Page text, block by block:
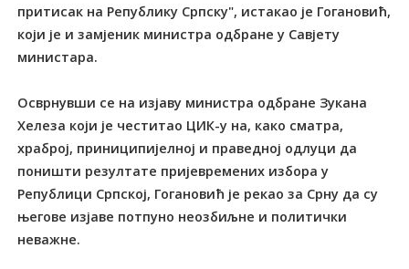
притисак на Републику Српску", истакао је Гогановић,
који је и замјеник министра одбране у Савјету
министара.
Осврнувши се на изјаву министра одбране Зукана
Хелеза који је честитао ЦИК-у на, како сматра,
храброј, приниципијелној и праведној одлуци да
поништи резултате пријевремених избора у
Републици Српској, Гогановић је рекао за Срну да су
његове изјаве потпуно неозбиљне и политички
неважне.